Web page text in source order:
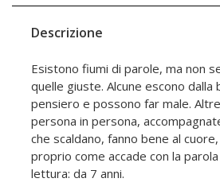
Descrizione
Esistono fiumi di parole, ma non
quelle giuste. Alcune escono dalla
pensiero e possono far male.
persona in persona,
che scaldano, fanno bene al
proprio come accade con la
lettura: da 7 anni.